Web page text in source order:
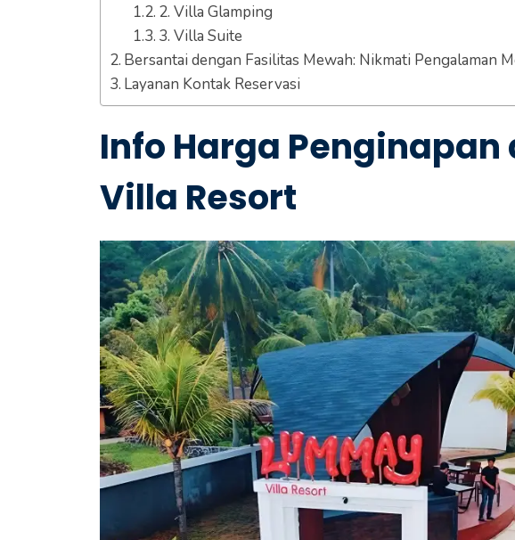
2. Villa Glamping
3. Villa Suite
Bersantai dengan Fasilitas Mewah: Nikmati Pengalaman
Layanan Kontak Reservasi
Info Harga
Villa Resort